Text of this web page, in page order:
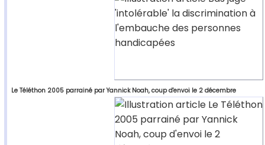
Le Téléthon 2005 parrainé par Yannick Noah, coup d'envoi le 2 décembre